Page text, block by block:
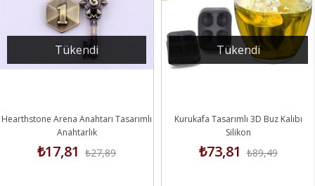
Tükendi
Hearthstone Arena Anahtarı Tasarımlı
Anahtarlık
₺17,81 ₺27,89
Tükendi
Kurukafa Tasarımlı 3D Buz Kalıbı
Silikon
₺73,81 ₺89,49